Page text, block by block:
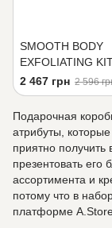
SMOOTH BODY
EXFOLIATING
для тела Medik8
2 467 грн 2 596
Подарочная
атрибуты,
приятно получить
презентовать его
ассортимента и
потому что в
платформе